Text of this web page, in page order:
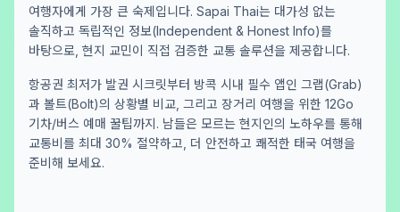
여행자에게 가장 큰 숙제입니다. Sapai Thai는 대가성 없는
솔직하고 독립적인 정보(Independent & Honest Info)를
바탕으로, 현지 교민이 직접 검증한 교통 솔루션을 제공합니다.
항공권 최저가 발권 시크릿부터 방콕 시내 필수 앱인 그랩(Grab)
과 볼트(Bolt)의 상황별 비교, 그리고 장거리 여행을 위한 12Go
기차/버스 예매 꿀팁까지. 남들은 모르는 현지인의 노하우를 통해
교통비를 최대 30% 절약하고, 더 안전하고 쾌적한 태국 여행을
준비해 보세요.